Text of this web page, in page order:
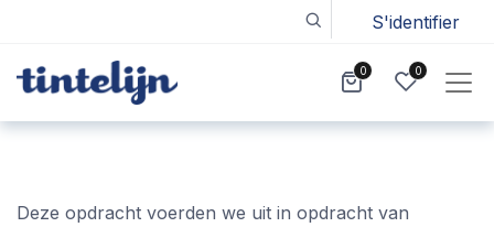
S'identifier
0 0
Deze opdracht voerden we uit in opdracht van